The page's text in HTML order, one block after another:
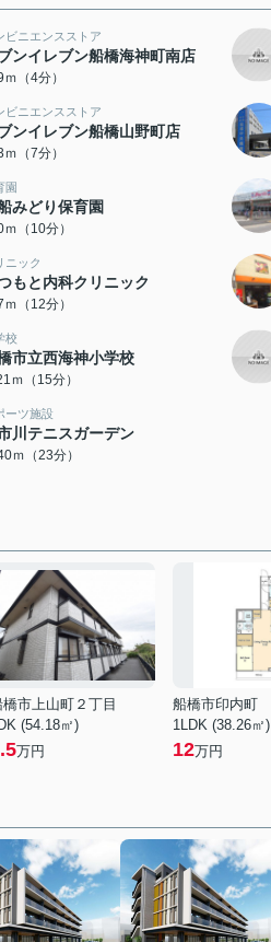
ビニエンスストア
ンイレブン船橋海神町南店
（4分）
ビニエンスストア
ンイレブン船橋山野町店
（7分）
園
みどり保育園
（10分）
ニック
もと内科クリニック
（12分）
校
市立西海神小学校
ｍ（15分）
ーツ施設
川テニスガーデン
ｍ（23分）
橋市上山町２丁目
(54.18㎡)
万円
船橋市印内町
1LDK (38.26㎡)
12万円